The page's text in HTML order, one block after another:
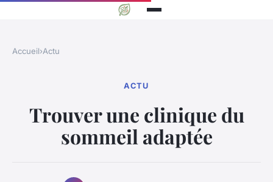
Accueil›Actu
ACTU
Trouver une clinique du
sommeil adaptée